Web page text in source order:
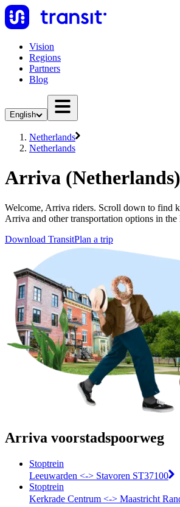
Vision
Regions
Partners
Blog
English
Netherlands
Netherlands
Arriva (Netherlands)
Welcome, Arriva riders. Scroll down to find
Arriva and other transportation options in the
Download TransitPlan a trip
Arriva voorstadspoorweg
Stoptrein
Leeuwarden <-> Stavoren ST37100
Stoptrein
Kerkrade Centrum <-> Maastricht